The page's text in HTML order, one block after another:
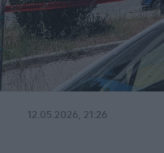
12.05.2026, 21:26